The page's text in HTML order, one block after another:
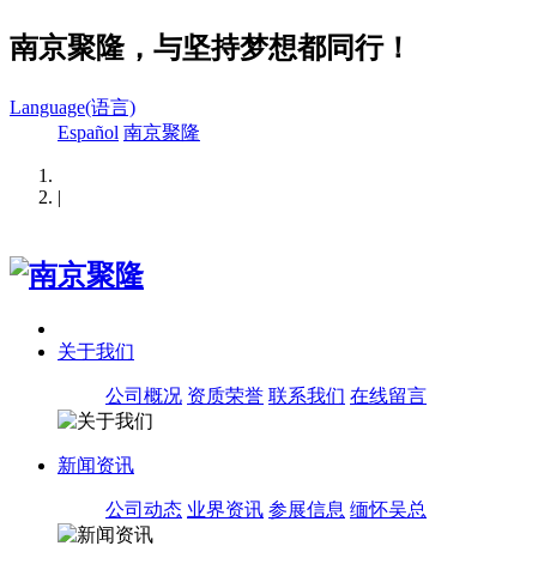
南京聚隆，与坚持梦想都同行！
Language(语言)
Español 南京聚隆
|
关于我们
公司概况 资质荣誉 联系我们 在线留言
新闻资讯
公司动态 业界资讯 参展信息 缅怀吴总